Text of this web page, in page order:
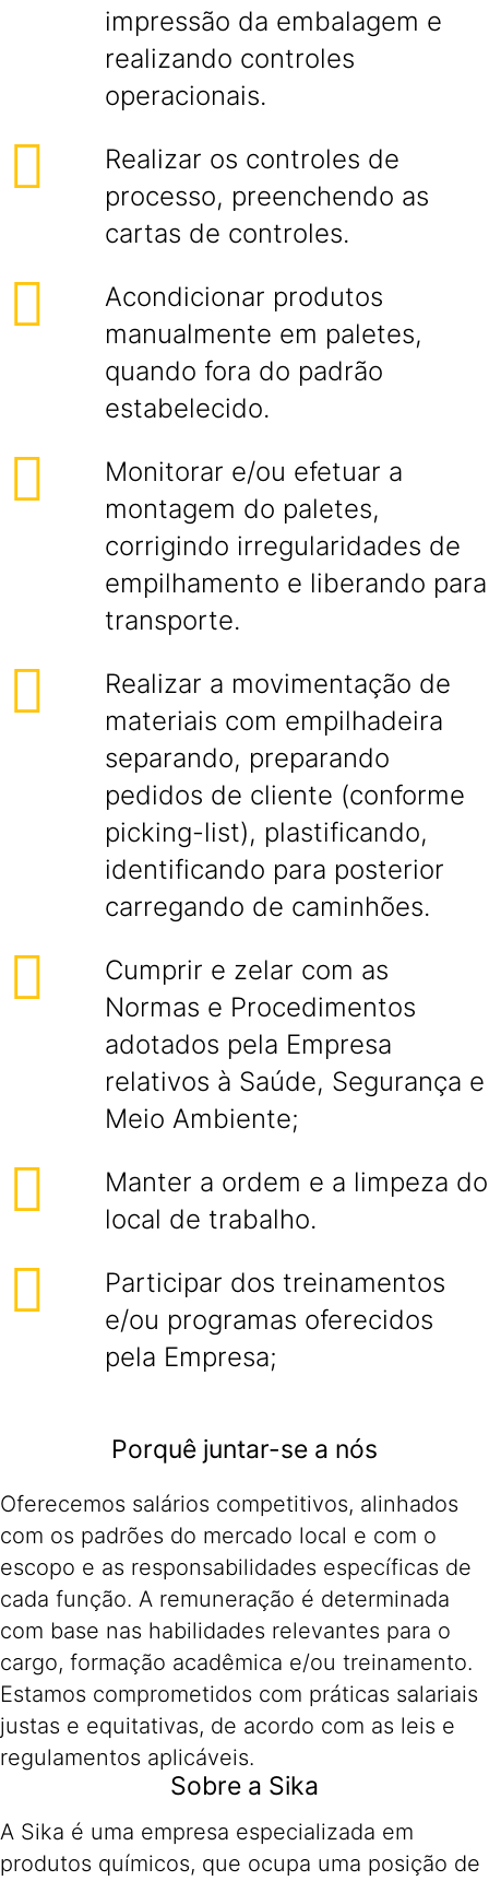
impressão da embalagem e
realizando controles
operacionais.
Realizar os controles de
processo, preenchendo as
cartas de controles.
Acondicionar produtos
manualmente em paletes,
quando fora do padrão
estabelecido.
Monitorar e/ou efetuar a
montagem do paletes,
corrigindo irregularidades de
empilhamento e liberando para
transporte.
Realizar a movimentação de
materiais com empilhadeira
separando, preparando
pedidos de cliente (conforme
picking-list), plastificando,
identificando para posterior
carregando de caminhões.
Cumprir e zelar com as
Normas e Procedimentos
adotados pela Empresa
relativos à Saúde, Segurança e
Meio Ambiente;
Manter a ordem e a limpeza do
local de trabalho.
Participar dos treinamentos
e/ou programas oferecidos
pela Empresa;
Porquê juntar-se a nós
Oferecemos salários competitivos, alinhados
com os padrões do mercado local e com o
escopo e as responsabilidades específicas de
cada função. A remuneração é determinada
com base nas habilidades relevantes para o
cargo, formação acadêmica e/ou treinamento.
Estamos comprometidos com práticas salariais
justas e equitativas, de acordo com as leis e
regulamentos aplicáveis.
Sobre a Sika
A Sika é uma empresa especializada em
produtos químicos, que ocupa uma posição de